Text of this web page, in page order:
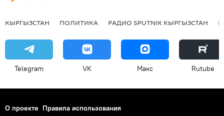
КЫРГЫЗСТАН ПОЛИТИКА РАДИО SPUTNIK КЫРГЫЗСТАН
Telegram VK Макс Rutube
О проекте Правила использования